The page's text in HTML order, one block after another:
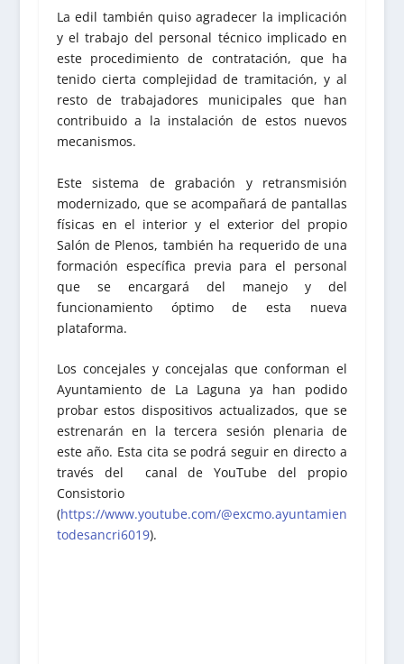
La edil también quiso agradecer la implicación
y el trabajo del personal técnico implicado en
este procedimiento de contratación, que ha
tenido cierta complejidad de tramitación, y al
resto de trabajadores municipales que han
contribuido a la instalación de estos nuevos
mecanismos.
Este sistema de grabación y retransmisión
modernizado, que se acompañará de pantallas
físicas en el interior y el exterior del propio
Salón de Plenos, también ha requerido de una
formación específica previa para el personal
que se encargará del manejo y del
funcionamiento óptimo de esta nueva
plataforma.
Los concejales y concejalas que conforman el
Ayuntamiento de La Laguna ya han podido
probar estos dispositivos actualizados, que se
estrenarán en la tercera sesión plenaria de
este año. Esta cita se podrá seguir en directo a
través del canal de YouTube del propio
Consistorio
(https://www.youtube.com/@excmo.ayuntamien
todesancri6019).